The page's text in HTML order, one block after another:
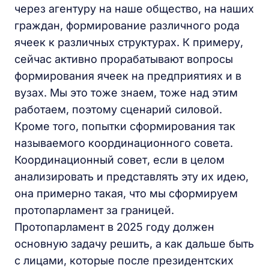
через агентуру на наше общество, на наших
граждан, формирование различного рода
ячеек к различных структурах. К примеру,
сейчас активно прорабатывают вопросы
формирования ячеек на предприятиях и в
вузах. Мы это тоже знаем, тоже над этим
работаем, поэтому сценарий силовой.
Кроме того, попытки сформирования так
называемого координационного совета.
Координационный совет, если в целом
анализировать и представлять эту их идею,
она примерно такая, что мы сформируем
протопарламент за границей.
Протопарламент в 2025 году должен
основную задачу решить, а как дальше быть
с лицами, которые после президентских